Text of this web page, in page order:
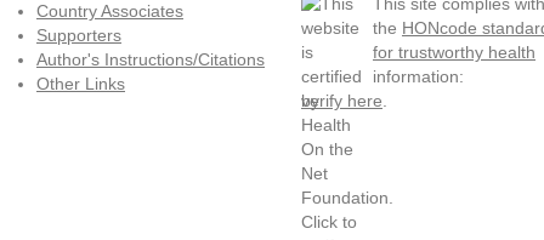
Country Associates
Supporters
Author's Instructions/Citations
Other Links
the HONcode
for trustworthy health
information:
verify here